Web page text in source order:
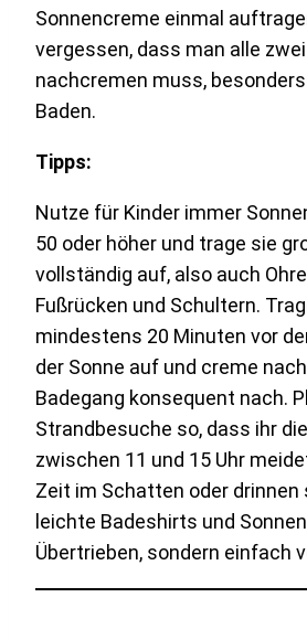
Sonnencreme einmal
vergessen, dass man alle
nachcremen muss,
Baden.
Tipps:
Nutze für Kinder immer
50 oder höher und trage sie
vollständig auf, also auch
Fußrücken und Schultern.
mindestens 20 Minuten vor
der Sonne auf und creme
Badegang konsequent nach.
Strandbesuche so, dass ihr
zwischen 11 und 15 Uhr
Zeit im Schatten oder drinnen
leichte Badeshirts und
Übertrieben, sondern einfach